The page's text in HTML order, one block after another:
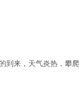
来，天气炎热，攀